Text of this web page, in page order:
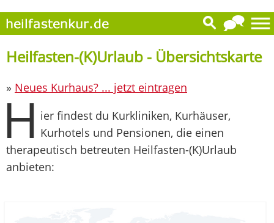
Heilfasten-(K)Urlaub - Übersichtskarte
» Neues Kurhaus? ... jetzt eintragen
H ier findest du Kurkliniken, Kurhäuser,
Kurhotels und Pensionen, die einen
therapeutisch betreuten Heilfasten-(K)Urlaub
anbieten: